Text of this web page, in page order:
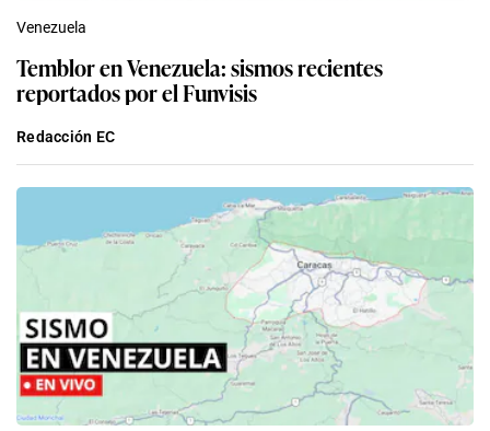
Venezuela
Temblor en Venezuela: sismos recientes
reportados por el Funvisis
Redacción EC